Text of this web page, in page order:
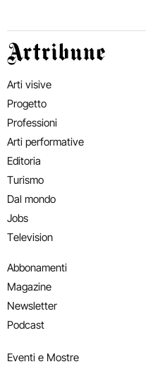
Artribune
Arti visive
Progetto
Professioni
Arti performative
Editoria
Turismo
Dal mondo
Jobs
Television
Abbonamenti
Magazine
Newsletter
Podcast
Eventi e Mostre